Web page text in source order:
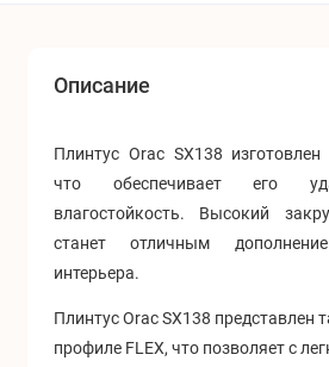
Описание
Плинтус Orac SX138
что обеспечивает его
влагостойкость. Высокий
станет отличным
интерьера.
Плинтус Orac SX138 представлен
профиле FLEX, что позволяет с